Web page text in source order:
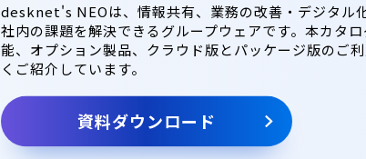
desknet's NEOは、情報共有、業務の改善・デジタル
社内の課題を解決できるグループウェアです。本カタ
能、オプション製品、クラウド版とパッケージ版のご
くご紹介しています。
資料ダウンロード